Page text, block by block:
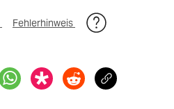
Fehlerhinweis